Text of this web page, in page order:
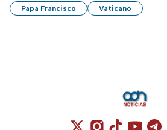
Papa Francisco Vaticano
Cuenta de X /
Cuenta de
Cuenta